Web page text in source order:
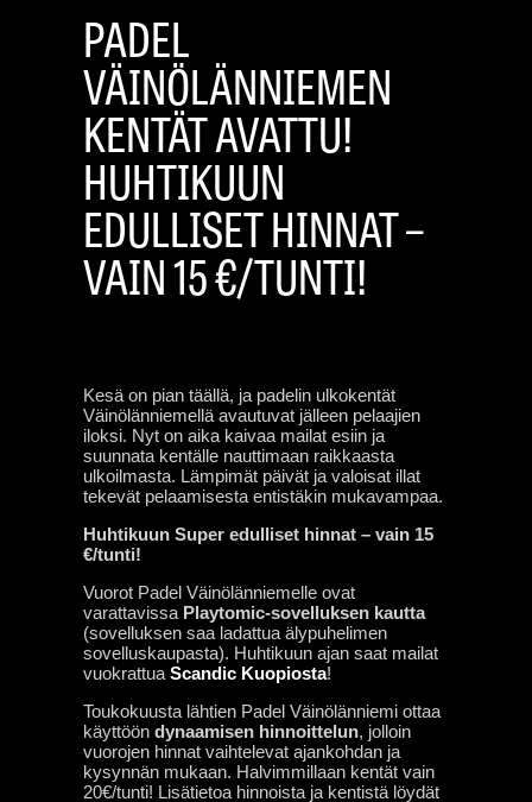
PADEL
VÄINÖLÄNNIEMEN
KENTÄT AVATTU!
HUHTIKUUN
EDULLISET HINNAT –
VAIN 15 €/TUNTI!
Kesä on pian täällä, ja padelin ulkokentät
Väinölänniemellä avautuvat jälleen pelaajien
iloksi. Nyt on aika kaivaa mailat esiin ja
suunnata kentälle nauttimaan raikkaasta
ulkoilmasta. Lämpimät päivät ja valoisat illat
tekevät pelaamisesta entistäkin mukavampaa.
Huhtikuun Super edulliset hinnat – vain 15
€/tunti!
Vuorot Padel Väinölänniemelle ovat
varattavissa Playtomic-sovelluksen kautta
(sovelluksen saa ladattua älypuhelimen
sovelluskaupasta). Huhtikuun ajan saat mailat
vuokrattua Scandic Kuopiosta!
Toukokuusta lähtien Padel Väinölänniemi ottaa
käyttöön dynaamisen hinnoittelun, jolloin
vuorojen hinnat vaihtelevat ajankohdan ja
kysynnän mukaan. Halvimmillaan kentät vain
20€/tunti! Lisätietoa hinnoista ja kentistä löydät